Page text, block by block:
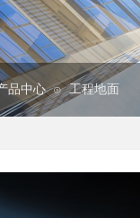
品中心 ⊙ 工程地面